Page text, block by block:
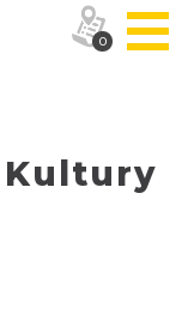
Kultury
0